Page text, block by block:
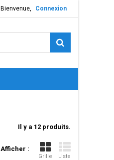
Bienvenue, Connexion
Il y a 12 produits.
Afficher :
Grille Liste